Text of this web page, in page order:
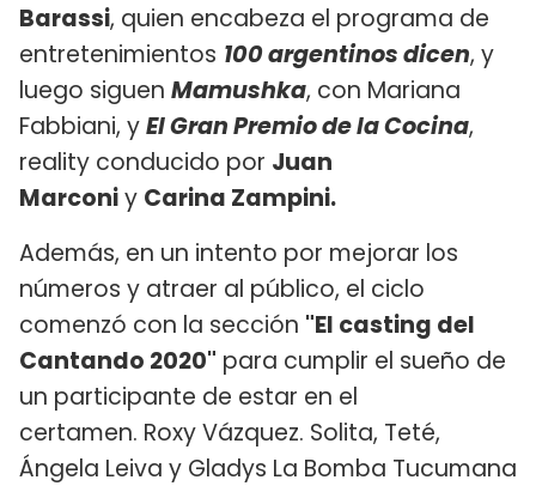
Barassi, quien encabeza el programa de
entretenimientos 100 argentinos dicen, y
luego siguen Mamushka, con Mariana
Fabbiani, yEl Gran Premio de la Cocina,
reality conducido por Juan
Marconiy Carina Zampini.
Además, en un intento por mejorar los
números y atraer al público, el ciclo
comenzó con la sección "El casting del
Cantando 2020" para cumplir el sueño de
un participante de estar en el
certamen. Roxy Vázquez. Solita, Teté,
Ángela Leiva y Gladys La Bomba Tucumana